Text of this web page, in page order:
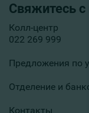
Свяжитесь
Колл-центр
022 269 999
Предложения по
Отделение и
Контакты